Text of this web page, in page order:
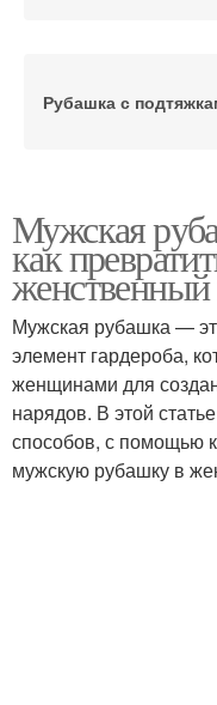
Рубашка с
Рубашка с
Рубашка с
Рубашка в
Мужская
как
женственный
Мужская рубашка —
элемент гардероба,
женщинами для
нарядов. В этой
способов, с помощью
мужскую рубашку в